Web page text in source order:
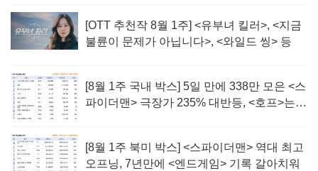
[OTT 추천작 8월 1주] <유부녀 킬러>, <지금
불륜이 문제가 아닙니다>, <와일드 씽> 등
[8월 1주 국내 박스] 5일 만에 338만 모은 <스
파이더맨> 극장가 235% 대반등, <호프>는
[8월 1주 북미 박스] <스파이더맨> 역대 최고
오프닝, 7년만에 <엔드게임> 기록 갈아치워